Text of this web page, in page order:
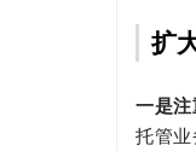
扩
一是注
托管